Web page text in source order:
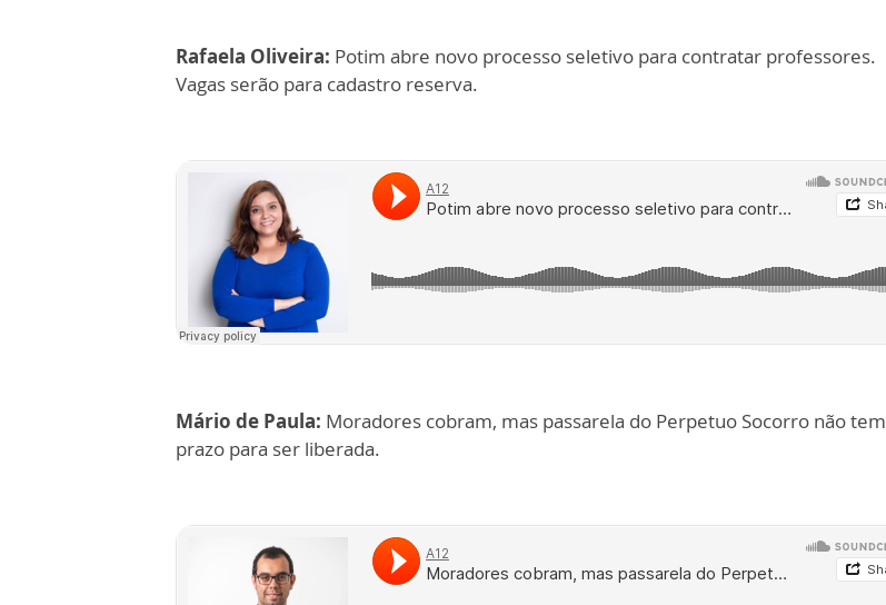
Rafaela Oliveira: Potim abre novo processo seletivo para contratar professores.
Vagas serão para cadastro reserva.
Mário de Paula: Moradores cobram, mas passarela do Perpetuo Socorro não tem
prazo para ser liberada.